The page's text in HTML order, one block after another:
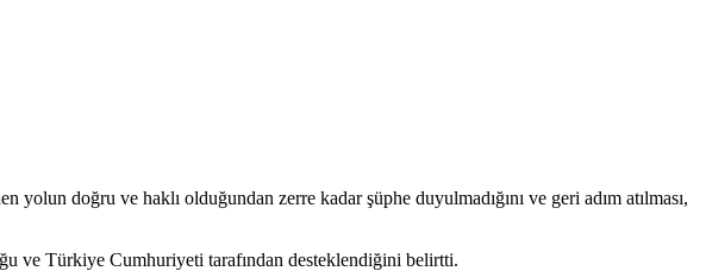
doğru ve haklı olduğundan zerre kadar şüphe duyulmadığını ve geri adım atılması,
ve Türkiye Cumhuriyeti tarafından desteklendiğini belirtti.